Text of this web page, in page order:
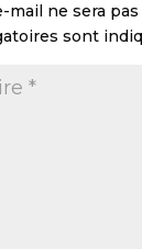
mail ne sera
sont